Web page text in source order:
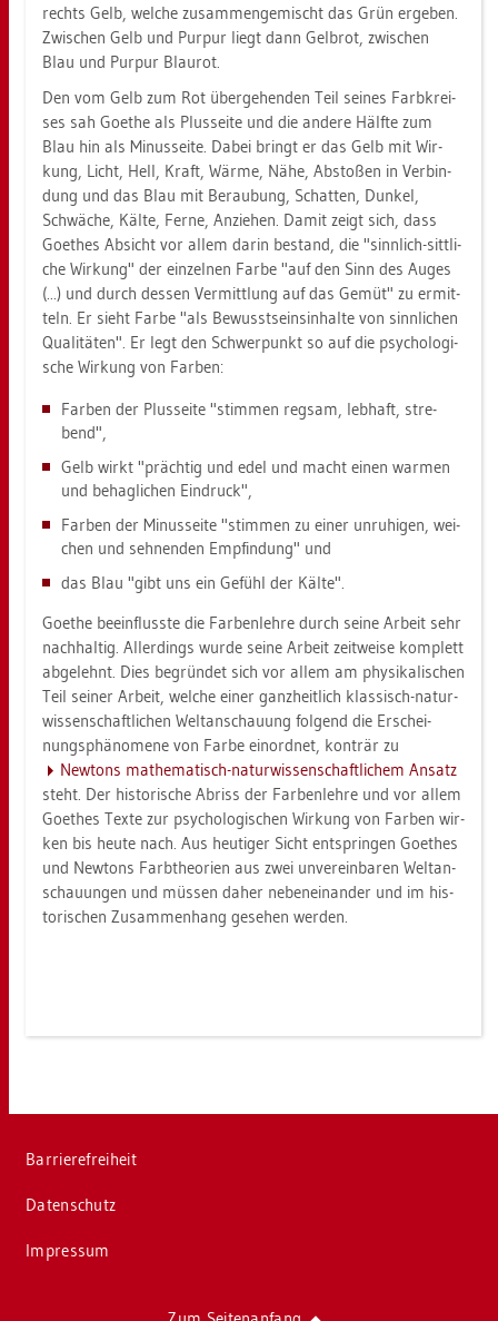
rechts Gelb, wel­che zu­sam­men­ge­mischt das Grün er­ge­ben.
Zwi­schen Gelb und Pur­pur liegt dann Gelb­rot, zwi­schen
Blau und Pur­pur Blau­rot.
Den vom Gelb zum Rot über­ge­hen­den Teil sei­nes Farb­krei­
ses sah Goe­the als Plus­sei­te und die an­de­re Hälf­te zum
Blau hin als Mi­nus­sei­te. Dabei bringt er das Gelb mit Wir­
kung, Licht, Hell, Kraft, Wärme, Nähe, Ab­sto­ßen in Ver­bin­
dung und das Blau mit Be­rau­bung, Schat­ten, Dun­kel,
Schwä­che, Kälte, Ferne, An­zie­hen. Damit zeigt sich, dass
Goe­thes Ab­sicht vor allem darin be­stand, die "sinn­lich-sitt­li­
che Wir­kung" der ein­zel­nen Farbe "auf den Sinn des Auges
(...) und durch des­sen Ver­mitt­lung auf das Gemüt" zu er­mit­
teln. Er sieht Farbe "als Be­wusst­seins­in­hal­te von sinn­li­chen
Qua­li­tä­ten". Er legt den Schwer­punkt so auf die psy­cho­lo­gi­
sche Wir­kung von Far­ben:
Far­ben der Plus­sei­te "stim­men reg­sam, leb­haft, stre­
bend",
Gelb wirkt "präch­tig und edel und macht einen war­men
und be­hag­li­chen Ein­druck",
Far­ben der Mi­nus­sei­te "stim­men zu einer un­ru­hi­gen, wei­
chen und seh­nen­den Emp­fin­dung" und
das Blau "gibt uns ein Ge­fühl der Kälte".
Goe­the be­ein­fluss­te die Far­ben­leh­re durch seine Ar­beit sehr
nach­hal­tig. Al­ler­dings wurde seine Ar­beit zeit­wei­se kom­plett
ab­ge­lehnt. Dies be­grün­det sich vor allem am phy­si­ka­li­schen
Teil sei­ner Ar­beit, wel­che einer ganz­heit­lich klas­sisch-na­tur­
wis­sen­schaft­li­chen Welt­an­schau­ung fol­gend die Er­schei­
nungsphä­no­me­ne von Farbe ein­ord­net, kon­trär zu
New­tons ma­the­ma­tisch-na­tur­wis­sen­schaft­li­chem An­satz
steht. Der his­to­ri­sche Ab­riss der Far­ben­leh­re und vor allem
Goe­thes Texte zur psy­cho­lo­gi­schen Wir­kung von Far­ben wir­
ken bis heute nach. Aus heu­ti­ger Sicht ent­sprin­gen Goe­thes
und New­tons Farbtheo­ri­en aus zwei un­ver­ein­ba­ren Welt­an­
schau­un­gen und müs­sen daher ne­ben­ein­an­der und im his­
to­ri­schen Zu­sam­men­hang ge­se­hen wer­den.
Bar­rie­re­frei­heit
Da­ten­schutz
Im­pres­sum